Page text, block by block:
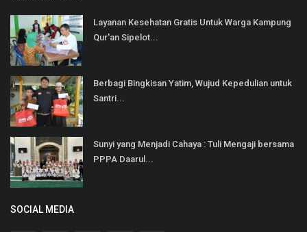
Layanan Kesehatan Gratis Untuk Warga Kampung
Qur'an Sipelot...
Berbagi Bingkisan Yatim, Wujud Kepedulian untuk
Santri...
Sunyi yang Menjadi Cahaya : Tuli Mengaji bersama
PPPA Daarul...
SOCIAL MEDIA